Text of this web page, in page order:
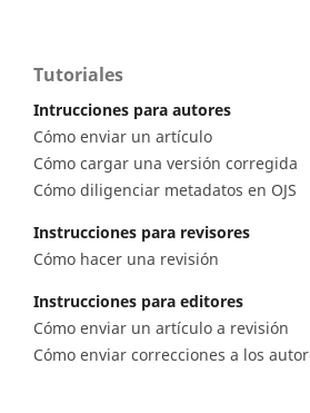
Tutoriales
Intrucciones para autores
Cómo enviar un artículo
Cómo cargar una versión corregida
Cómo diligenciar metadatos en OJS
Instrucciones para revisores
Cómo hacer una revisión
Instrucciones para editores
Cómo enviar un artículo a revisión
Cómo enviar correcciones a los